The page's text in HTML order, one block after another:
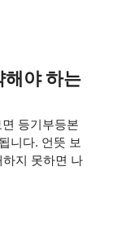
해야 하는
등기부등본
니다. 언뜻 보
지 못하면 나